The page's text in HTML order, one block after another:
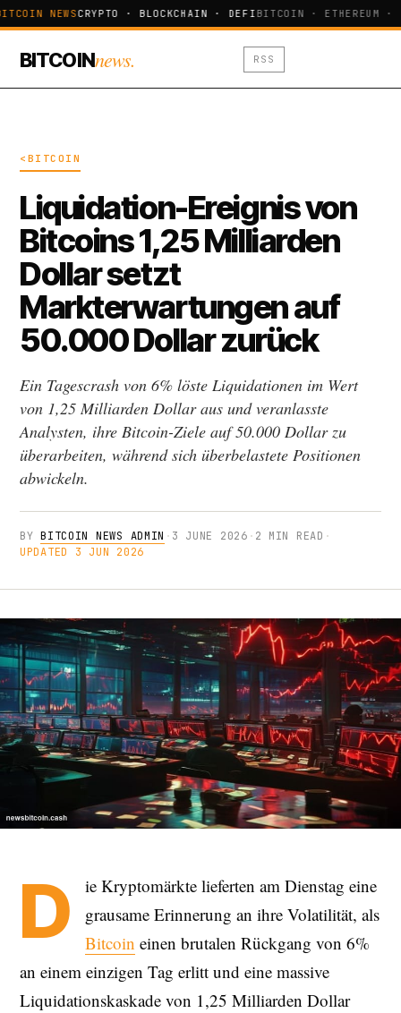
NEWSCRYPTO · BLOCKCHAIN · DEFIBITCOIN · ETHEREUM ·
BITCOINnews. RSS
<BITCOIN
Liquidation-Ereignis von
Bitcoins 1,25 Milliarden
Dollar setzt
Markterwartungen auf
50.000 Dollar zurück
Ein Tagescrash von 6% löste Liquidationen im Wert
von 1,25 Milliarden Dollar aus und veranlasste
Analysten, ihre Bitcoin-Ziele auf 50.000 Dollar zu
überarbeiten, während sich überbelastete Positionen
abwickeln.
BYBITCOIN NEWS ADMIN · 3 JUNE 2026 · 2 MIN READ ·
UPDATED 3 JUN 2026
D
ie Kryptomärkte lieferten am Dienstag eine
grausame Erinnerung an ihre Volatilität, als
Bitcoin einen brutalen Rückgang von 6%
an einem einzigen Tag erlitt und eine massive
Liquidationskaskade von 1,25 Milliarden Dollar